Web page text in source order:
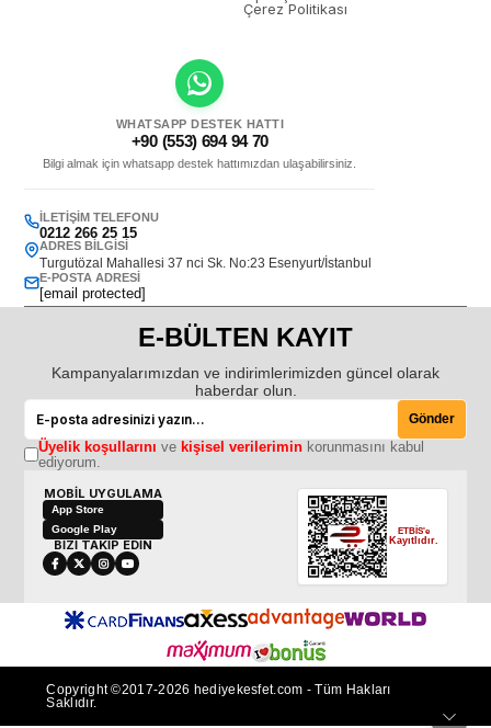
Çerez Politikası
WHATSAPP DESTEK HATTI
+90 (553) 694 94 70
Bilgi almak için whatsapp destek hattımızdan ulaşabilirsiniz.
İLETIŞIM TELEFONU
0212 266 25 15
ADRES BILGISI
Turgutözal Mahallesi 37 nci Sk. No:23 Esenyurt/İstanbul
E-POSTA ADRESI
[email protected]
E-BÜLTEN KAYIT
Kampanyalarımızdan ve indirimlerimizden güncel olarak
haberdar olun.
Gönder
Üyelik koşullarını ve kişisel verileriminkorunmasını kabul
ediyorum.
MOBİL UYGULAMA
App Store
Google Play
BİZİ TAKİP EDİN
ETBİS'e
Kayıtlıdır.
Copyright ©2017-2026 hediyekesfet.com - Tüm Hakları
Saklıdır.